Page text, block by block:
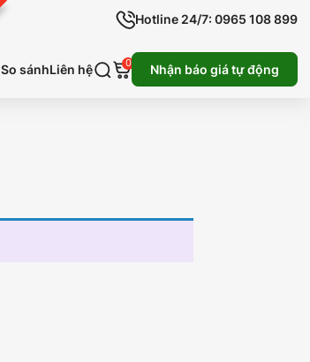
Hotline 24/7: 0965 108 899
So sánhLiên hệ 0 Nhận báo giá tự động